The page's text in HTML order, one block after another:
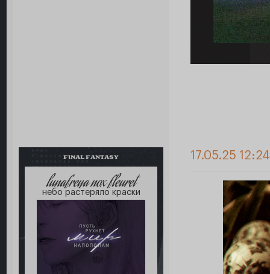
FINAL FANTASY
lunafreya nox fleuret
небо растеряло краски
17.05.25